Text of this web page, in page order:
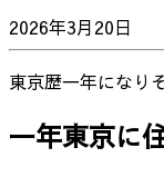
2026年3月20日
東京歴一年になり
一年東京に